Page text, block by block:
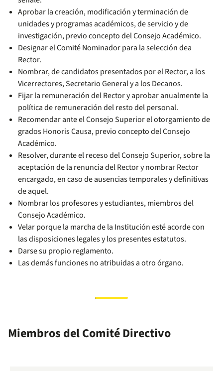
Aprobar la creación, modificación y terminación de
unidades y programas académicos, de servicio y de
investigación, previo concepto del Consejo Académico.
Designar el Comité Nominador para la selección dea
Rector.
Nombrar, de candidatos presentados por el Rector, a los
Vicerrectores, Secretario General y a los Decanos.
Fijar la remuneración del Rector y aprobar anualmente la
política de remuneración del resto del personal.
Recomendar ante el Consejo Superior el otorgamiento de
grados Honoris Causa, previo concepto del Consejo
Académico.
Resolver, durante el receso del Consejo Superior, sobre la
aceptación de la renuncia del Rector y nombrar Rector
encargado, en caso de ausencias temporales y definitivas
de aquel.
Nombrar los profesores y estudiantes, miembros del
Consejo Académico.
Velar porque la marcha de la Institución esté acorde con
las disposiciones legales y los presentes estatutos.
Darse su propio reglamento.
Las demás funciones no atribuidas a otro órgano.
Miembros del Comité Directivo